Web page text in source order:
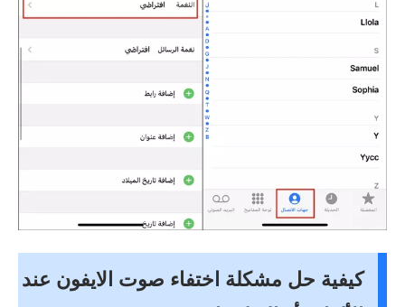
كيفية حل مشكلة اختفاء صوت الايفون عند